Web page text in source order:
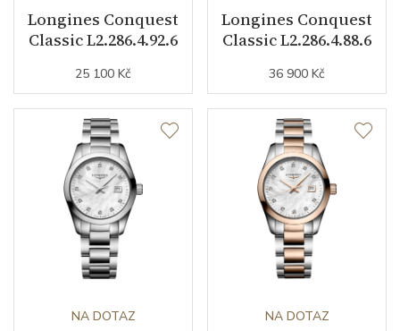
Longines Conquest
Classic L2.286.4.92.6
25 100 Kč
Longines Conquest
Classic L2.286.4.88.6
36 900 Kč
NA DOTAZ NA DOTAZ